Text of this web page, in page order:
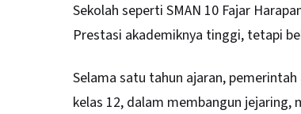
Sekolah seperti SMAN 10 Fajar
Prestasi akademiknya tinggi, tetapi
Selama satu tahun ajaran,
kelas 12, dalam membangun